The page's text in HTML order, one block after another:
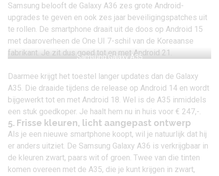
Samsung belooft de Galaxy A36 zes grote Android-
upgrades te geven en ook zes jaar beveiligingspatches uit
te rollen. De smartphone draait uit de doos op Android 15
met daaroverheen de One UI 7-schil van de Koreaanse
fabrikant. Je zit dus goed tot en met Android 21.
Samsung Galaxy A35
Daarmee krijgt het toestel langer updates dan de Galaxy
A35. Die draaide tijdens de release op Android 14 en wordt
bijgewerkt tot en met Android 18. Wel is de A35 inmiddels
een stuk goedkoper. Je haalt hem nu in huis voor € 247,-.
5. Frisse kleuren, licht aangepast ontwerp
Als je een nieuwe smartphone koopt, wil je natuurlijk dat hij
er anders uitziet. De Samsung Galaxy A36 is verkrijgbaar in
de kleuren zwart, paars wit of groen. Twee van die tinten
komen overeen met de A35, die je kunt krijgen in zwart,